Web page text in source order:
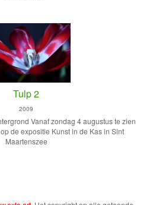
Tulp 2
2009
Vanaf zondag 4 augustus te zien
de expositie Kunst in de Kas in Sint
Maartenszee